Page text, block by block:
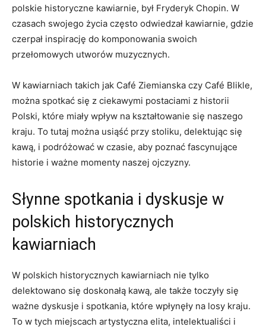
polskie historyczne kawiarnie,⁤ był Fryderyk Chopin. W
czasach swojego życia często odwiedzał kawiarnie, gdzie
czerpał inspirację do komponowania swoich
przełomowych utworów⁣ muzycznych.
W kawiarniach takich jak Café Ziemianska czy Café Blikle,
można spotkać się z ciekawymi postaciami ⁢z historii
Polski, które miały wpływ​ na⁣ kształtowanie się naszego
kraju. To tutaj można usiąść przy stoliku, delektując się
kawą, i podróżować w czasie, aby poznać fascynujące
historie i⁤ ważne momenty naszej ojczyzny.
Słynne spotkania i‍ dyskusje ⁤w
⁢polskich historycznych
kawiarniach
W polskich historycznych kawiarniach ​nie tylko
delektowano się doskonałą kawą,⁣ ale ​także toczyły ​się⁤
ważne dyskusje i⁣ spotkania,⁣ które wpłynęły na losy‌ kraju.
To⁣ w ⁣tych miejscach artystyczna elita,​ intelektualiści i